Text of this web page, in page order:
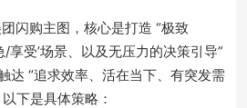
闪购主图，核心是打造 “极致
/享受’场景、以及无压力的决策引导”
达 “追求效率、活在当下、有突发需
下是具体策略：